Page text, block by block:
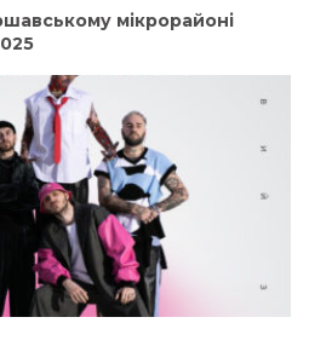
мікрорайоні